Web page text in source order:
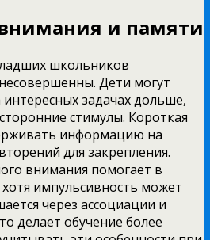
и памяти
школьников
Дети могут
интересных задачах дольше,
стимулы. Короткая
информацию на
для закрепления.
внимания помогает в
импульсивность может
через ассоциации и
делает обучение более